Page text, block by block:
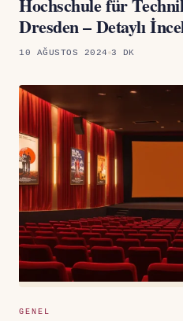
Dresden – Detaylı
10 AĞUSTOS 2024 3 DK
GENEL